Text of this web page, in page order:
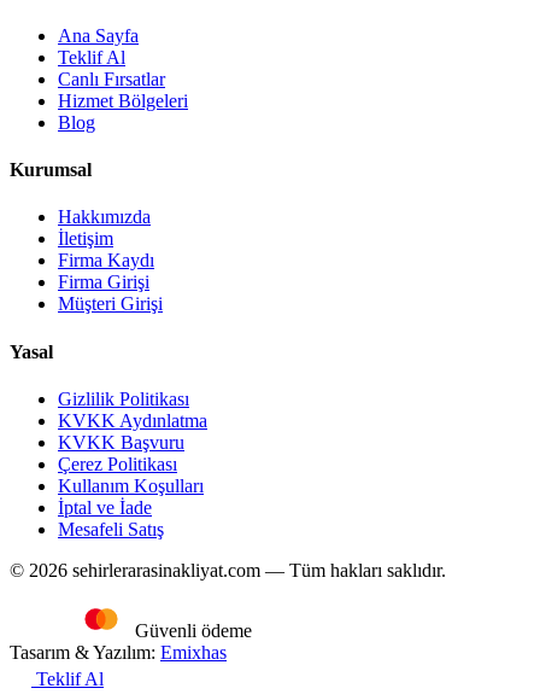
Ana Sayfa
Teklif Al
Canlı Fırsatlar
Hizmet Bölgeleri
Blog
Kurumsal
Hakkımızda
İletişim
Firma Kaydı
Firma Girişi
Müşteri Girişi
Yasal
Gizlilik Politikası
KVKK Aydınlatma
KVKK Başvuru
Çerez Politikası
Kullanım Koşulları
İptal ve İade
Mesafeli Satış
© 2026 sehirlerarasinakliyat.com — Tüm hakları saklıdır.
Güvenli ödeme
Tasarım & Yazılım: Emixhas
Teklif Al